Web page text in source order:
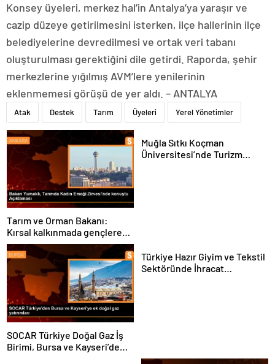
Konsey üyeleri, merkez hal’in Antalya’ya yaraşır ve
cazip düzeye getirilmesini isterken, ilçe hallerinin ilçe
belediyelerine devredilmesi ve ortak veri tabanı
oluşturulması gerektiğini dile getirdi. Raporda, şehir
merkezlerine yığılmış AVM’lere yenilerinin
eklenmemesi görüşü de yer aldı. – ANTALYA
Atak Destek Tarım Üyeleri Yerel Yönetimler
Tarım ve Orman Bakanı:
Kırsal kalkınmada gençlere
ve kadınlara pozitif ayrımcılık
yapıyoruz
Muğla Sıtkı Koçman
Üniversitesi’nde Turizm
SOCAR Türkiye Doğal Gaz İş
Birimi, Bursa ve Kayseri’de
Türkiye Hazır Giyim ve Tekstil
Sektöründe İhracat